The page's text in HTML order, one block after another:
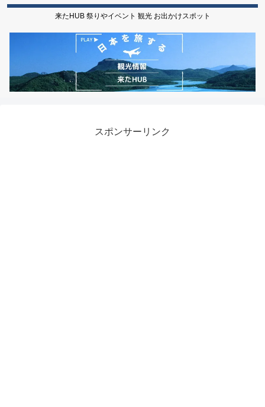
来たHUB 祭りやイベント 観光 お出かけスポット
スポンサーリンク